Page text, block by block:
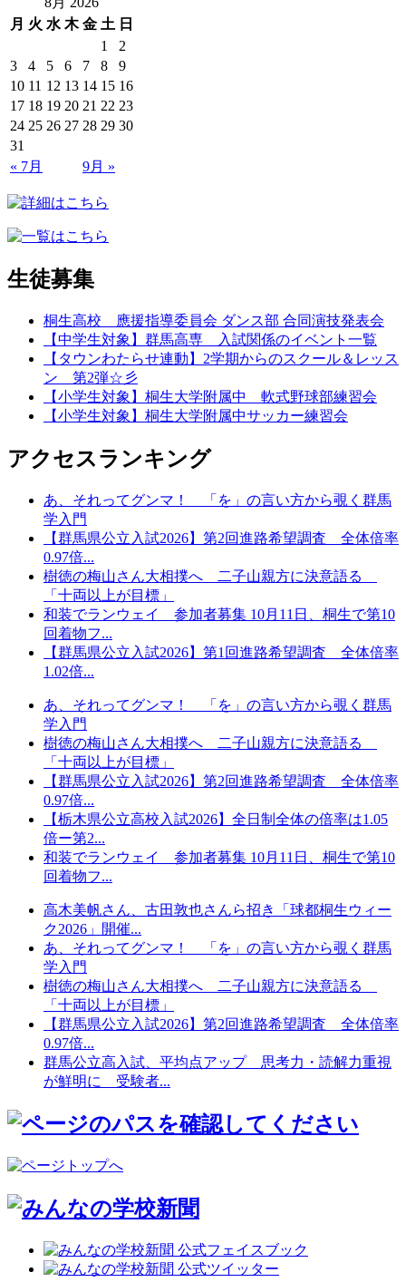
月 火 水 木 金 土 日
1
2
3
4 5 6 7 8
9
10 11 12 13 14 15 16
17 18 19 20 21 22 23
24 25 26 27 28 29 30
31
« 7月
9月 »
生徒募集
桐生高校 應援指導委員会 ダンス部 合同演技発表会
【中学生対象】群馬高専 入試関係のイベント一覧
【タウンわたらせ連動】2学期からのスクール＆レッス
ン 第2弾☆彡
【小学生対象】桐生大学附属中 軟式野球部練習会
【小学生対象】桐生大学附属中サッカー練習会
アクセスランキング
あ、それってグンマ！ 「を」の言い方から覗く群馬
学入門
【群馬県公立入試2026】第2回進路希望調査 全体倍率
0.97倍...
樹徳の梅山さん大相撲へ 二子山親方に決意語る
「十両以上が目標」
和装でランウェイ 参加者募集 10月11日、桐生で第10
回着物フ...
【群馬県公立入試2026】第1回進路希望調査 全体倍率
1.02倍...
あ、それってグンマ！ 「を」の言い方から覗く群馬
学入門
樹徳の梅山さん大相撲へ 二子山親方に決意語る
「十両以上が目標」
【群馬県公立入試2026】第2回進路希望調査 全体倍率
0.97倍...
【栃木県公立高校入試2026】全日制全体の倍率は1.05
倍ー第2...
和装でランウェイ 参加者募集 10月11日、桐生で第10
回着物フ...
高木美帆さん、古田敦也さんら招き「球都桐生ウィー
ク2026」開催...
あ、それってグンマ！ 「を」の言い方から覗く群馬
学入門
樹徳の梅山さん大相撲へ 二子山親方に決意語る
「十両以上が目標」
【群馬県公立入試2026】第2回進路希望調査 全体倍率
0.97倍...
群馬公立高入試、平均点アップ 思考力・読解力重視
が鮮明に 受験者...